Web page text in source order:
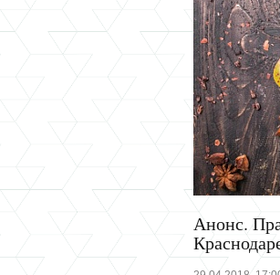
Анонс.